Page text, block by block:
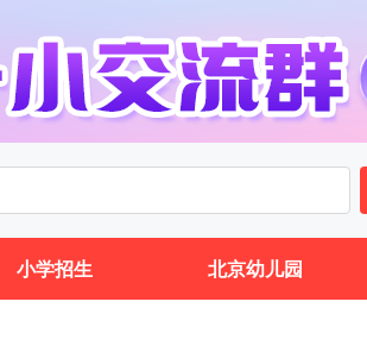
小学招生 北京幼儿园